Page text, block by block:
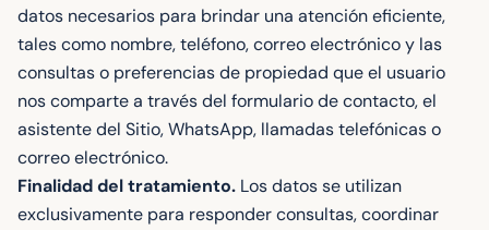
datos necesarios para brindar una atención eficiente,
tales como nombre, teléfono, correo electrónico y las
consultas o preferencias de propiedad que el usuario
nos comparte a través del formulario de contacto, el
asistente del Sitio, WhatsApp, llamadas telefónicas o
correo electrónico.
Finalidad del tratamiento. Los datos se utilizan
exclusivamente para responder consultas, coordinar